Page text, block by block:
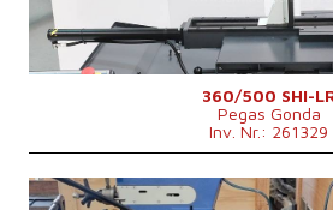
Kontrollsystem
360/500 SHI-
Pegas Gonda
Inv. Nr.: 261329
Baujahr: